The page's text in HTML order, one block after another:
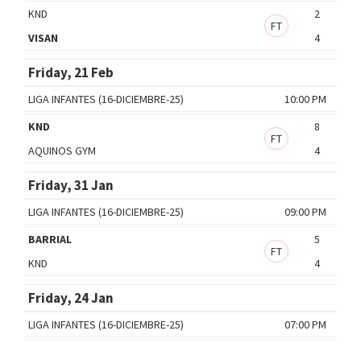
KND
2
FT
VISAN
4
Friday, 21 Feb
10:00 PM
LIGA INFANTES (16-DICIEMBRE-25)
KND
8
FT
AQUINOS GYM
4
Friday, 31 Jan
09:00 PM
LIGA INFANTES (16-DICIEMBRE-25)
BARRIAL
5
FT
KND
4
Friday, 24 Jan
07:00 PM
LIGA INFANTES (16-DICIEMBRE-25)